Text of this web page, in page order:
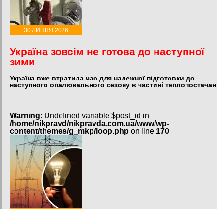
30 ЛИПНЯ 2026
Україна зовсім не готова до наступної
зими
Україна вже втратила час для належної підготовки до
наступного опалювального сезону в частині
Warning: Undefined variable $post_id in
/home/nikpravd/nikpravda.com.ua/www/wp-
content/themes/g_mkp/loop.php on line 170